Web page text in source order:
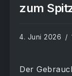
zum
4. Juni 2026
Der